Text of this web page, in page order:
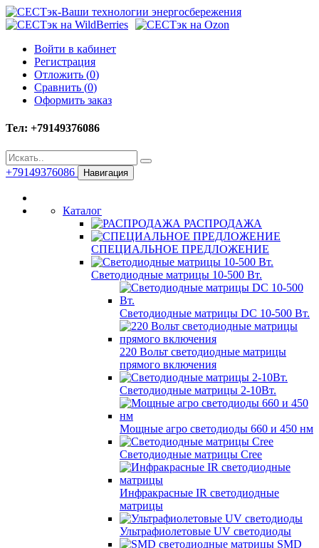
Войти в кабинет
Регистрация
Отложить (0)
Сравнить (0)
Оформить заказ
Тел: +79149376086
+79149376086 Навигация
Каталог
РАСПРОДАЖА
СПЕЦИАЛЬНОЕ ПРЕДЛОЖЕНИЕ
Светодиодные матрицы 10-500 Вт.
Светодиодные матрицы DC 10-500 Вт.
220 Вольт cветодиодные матрицы
прямого включения
Светодиодные матрицы 2-10Вт.
Мощные агро светодиоды 660 и 450 нм
Светодиодные матрицы Cree
Инфракрасные IR светодиодные
матрицы
Ультрафиолетовые UV светодиоды
SMD